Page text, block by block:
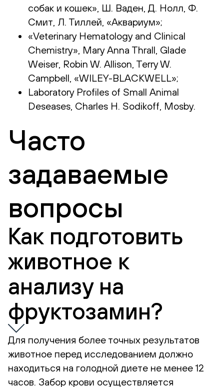
собак и кошек», Ш. Ваден, Д. Нолл, Ф.
Смит, Л. Тиллей, «Аквариум»;
«Veterinary Hematology and Clinical
Chemistry», Mary Anna Thrall, Glade
Weiser, Robin W. Allison, Terry W.
Campbell, «WILEY-BLACKWELL»;
Laboratory Profiles of Small Animal
Deseases, Charles H. Sodikoff, Mosby.
Часто
задаваемые
вопросы
Как подготовить
животное к
анализу на
фруктозамин?
Для получения более точных результатов
животное перед исследованием должно
находиться на голодной диете не менее 12
часов. Забор крови осуществляется